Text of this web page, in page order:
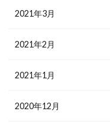
2021年3月
2021年2月
2021年1月
2020年12月